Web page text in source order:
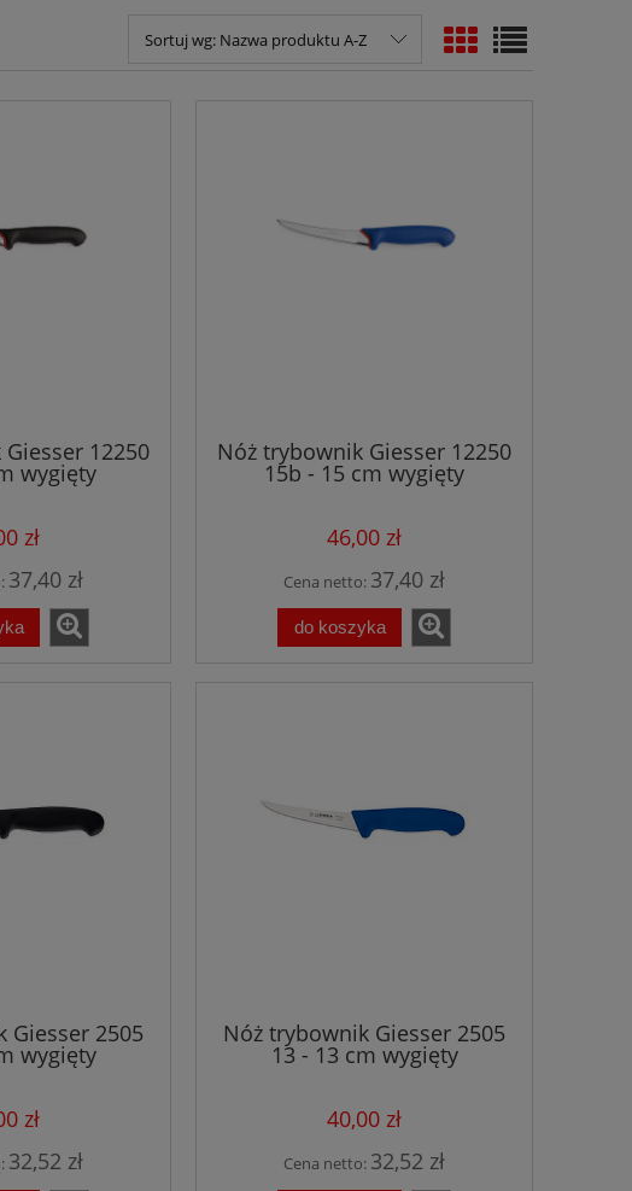
Sortuj wg: Nazwa produktu A-Z
12250
wygięty
czarny
zł
37,40 zł
Nóż trybownik Giesser 12250
15b - 15 cm wygięty
półelastyczny niebieski
46,00 zł
Cena netto: 37,40 zł
do koszyka
Giesser 2505
wygięty
czarny
zł
32,52 zł
Nóż trybownik Giesser 2505
13 - 13 cm wygięty
półelastyczny niebieski
40,00 zł
Cena netto: 32,52 zł